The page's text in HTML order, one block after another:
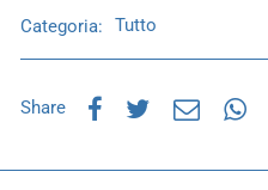
Categoria: Tutto
Share